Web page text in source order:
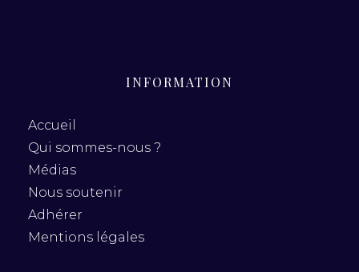
INFORMATION
Accueil
Qui sommes-nous ?
Médias
Nous soutenir
Adhérer
Mentions légales